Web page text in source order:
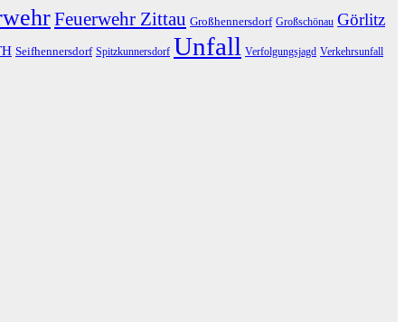
Feuerwehr Zittau Großhennersdorf Großschönau Görlitz
Seifhennersdorf Spitzkunnersdorf Unfall Verfolgungsjagd Verkehrsunfall